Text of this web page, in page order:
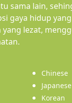
sama lain,
gaya hidup
lezat,
Chinese
Japanese
Korean